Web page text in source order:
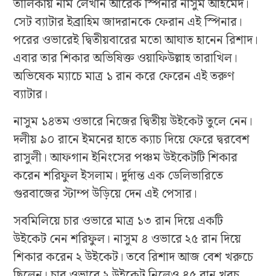
তালিকায় নাম লেখান আরেক স্পিনার নাসুম আহমেদ।
সেট ব্যাটার ইব্রাহিম জাদরানকে ফেরান এই স্পিনার।
পরের ওভারেই দ্বিতীয়বারের মতো আঘাত হানেন রিশাদ।
এবার তার শিকার অভিষিক্ত ওয়াফিউল্লাহ তারাখিল।
অভিষেক ম্যাচে মাত্র ১ রান করে ফেরেন এই তরুণ
ব্যাটার।
নাসুম ১৪তম ওভারে নিজের দ্বিতীয় উইকেট তুলে নেন।
দলীয় ৯০ রানে ইমনের হাতে ক্যাচ দিয়ে ফেরে দ্বরবেশ
রাসুলী। আফগান ইনিংসের পঞ্চম উইকেটটি শিকার
করেন শরিফুল ইসলাম। দুর্দান্ত এক ডেলিভারিতে
গুরবাজের স্টাম্প উড়িয়ে দেন এই পেসার।
সবমিলিয়ে চার ওভারে মাত্র ১৩ রান দিয়ে একটি
উইকেট নেন শরিফুল। নাসুম ৪ ওভারে ২৫ রান দিয়ে
শিকার করেন ২ উইকেট। তবে রিশাদ আজ বেশ খরুচে